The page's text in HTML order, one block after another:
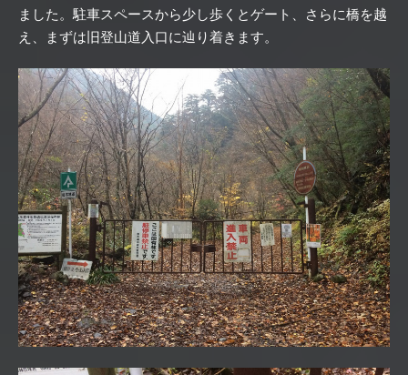
ました。駐車スペースから少し歩くとゲート、さらに橋を越
え、まずは旧登山道入口に辿り着きます。